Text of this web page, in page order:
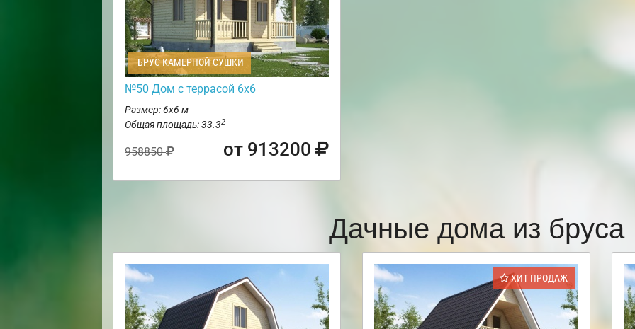
БРУС КАМЕРНОЙ СУШКИ
№50 Дом с террасой 6х6
Размер: 6х6 м
Общая площадь: 33.32
958850 от 913200
Дачные дома из бруса
ХИТ ПРОДАЖ